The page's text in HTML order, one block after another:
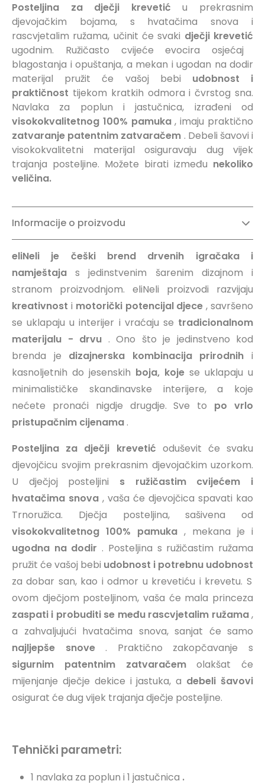
Posteljina za dječji krevetić u prekrasnim
djevojačkim bojama, s hvatačima snova i
rascvjetalim ružama, učinit će svaki dječji krevetić
ugodnim. Ružičasto cvijeće evocira osjećaj
blagostanja i opuštanja, a mekan i ugodan na dodir
materijal pružit će vašoj bebi udobnost i
praktičnost tijekom kratkih odmora i čvrstog sna.
Navlaka za poplun i jastučnica, izrađeni od
visokokvalitetnog 100% pamuka, imaju praktično
zatvaranje patentnim zatvaračem . Debeli šavovi i
visokokvalitetni materijal osiguravaju dug vijek
trajanja posteljine. Možete birati između nekoliko
veličina.
Informacije o proizvodu
eliNeli je češki brend drvenih igračaka i
namještaja s jedinstvenim šarenim dizajnom i
stranom proizvodnjom. eliNeli proizvodi razvijaju
kreativnost i motorički potencijal djece , savršeno
se uklapaju u interijer i vraćaju se tradicionalnom
materijalu - drvu . Ono što je jedinstveno kod
brenda je dizajnerska kombinacija prirodnih i
kasnoljetnih do jesenskih boja, koje se uklapaju u
minimalističke skandinavske interijere, a koje
nećete pronaći nigdje drugdje. Sve to po vrlo
pristupačnim cijenama .
Posteljina za dječji krevetić oduševit će svaku
djevojčicu svojim prekrasnim djevojačkim uzorkom.
U dječjoj posteljini s ružičastim cvijećem i
hvatačima snova , vaša će djevojčica spavati kao
Trnoružica. Dječja posteljina, sašivena od
visokokvalitetnog 100% pamuka , mekana je i
ugodna na dodir . Posteljina s ružičastim ružama
pružit će vašoj bebi udobnost i potrebnu udobnost
za dobar san, kao i odmor u krevetiću i krevetu. S
ovom dječjom posteljinom, vaša će mala princeza
zaspati i probuditi se među rascvjetalim ružama,
a zahvaljujući hvatačima snova, sanjat će samo
najljepše snove. Praktično zakopčavanje s
sigurnim patentnim zatvaračemolakšat će
mijenjanje dječje dekice i jastuka, a debeli šavovi
osigurat će dug vijek trajanja dječje posteljine.
Tehnički parametri:
1 navlaka za poplun i 1 jastučnica .